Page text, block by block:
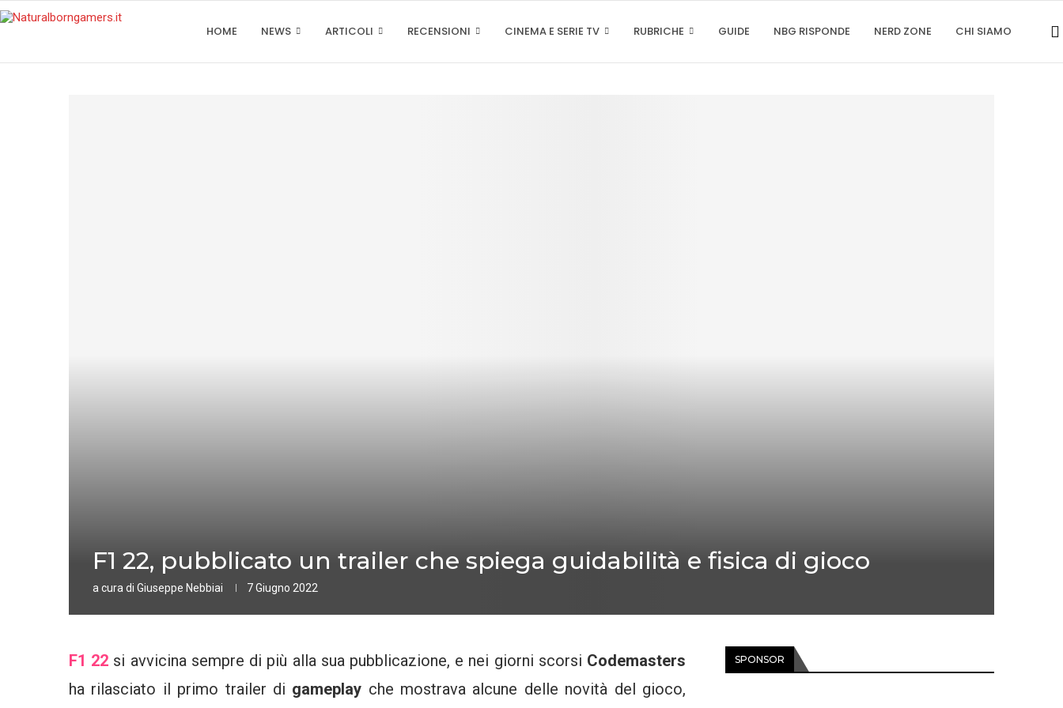
HOME NEWS ARTICOLI RECENSIONI CINEMA E SERIE TV RUBRICHE GUIDE NBG RISPONDE NERD ZONE CHI SIAMO
F1 22, pubblicato un trailer che spiega guidabilità e fisica di gioco
a cura di Giuseppe Nebbiai 7 Giugno 2022
F1 22 si avvicina sempre di più alla sua pubblicazione, e nei giorni scorsi Codemasters
ha rilasciato il primo trailer di gameplay che mostrava alcune delle novità del gioco,
SPONSOR